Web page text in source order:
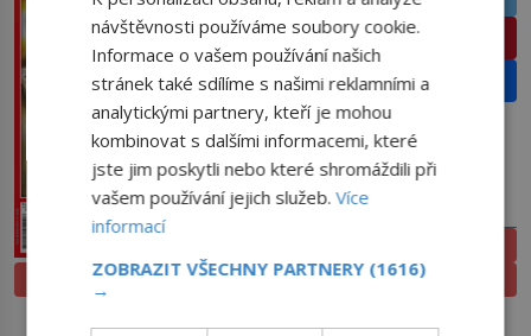
PROLISTOVAT
Pinterest
Email
PŘEDPLATNÉ
TIŠTĚNÉ
návštěvnosti používáme soubory cookie.
Informace o vašem používání našich
stránek také sdílíme s našimi reklamními a
analytickými partnery, kteří je mohou
kombinovat s dalšími informacemi, které
jste jim poskytli nebo které shromáždili při
vašem používání jejich služeb.Více
informací
ZOBRAZIT VŠECHNY PARTNERY (1616)
→